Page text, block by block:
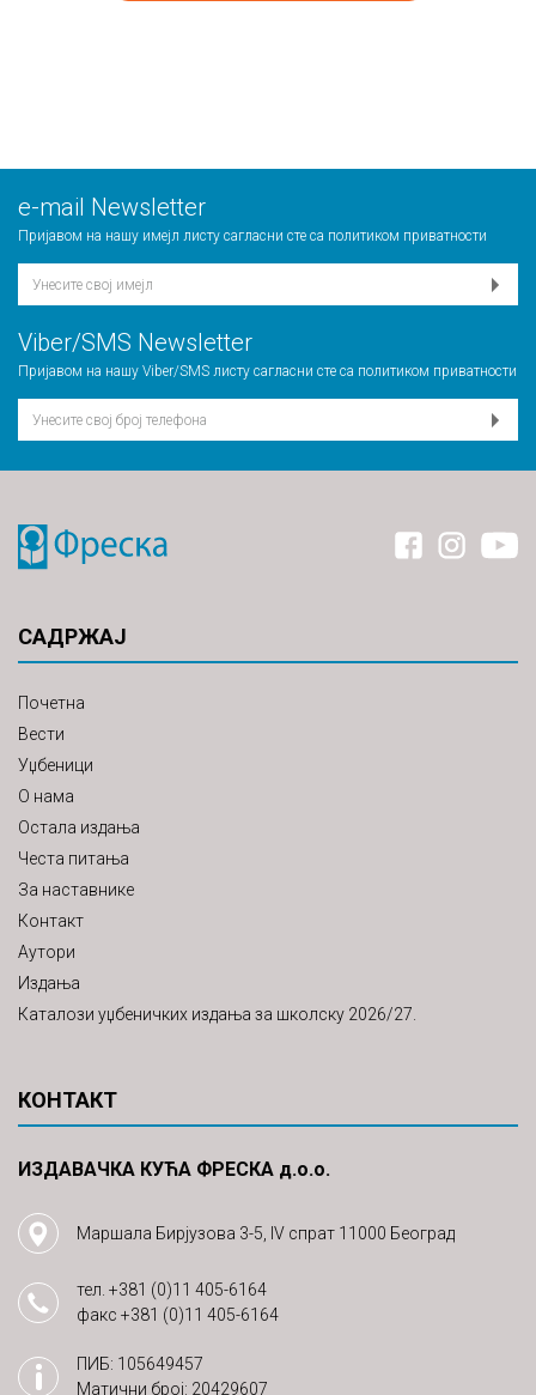
е-mail Newsletter
Пријавом на нашу имејл листу сагласни сте са политиком приватности
Viber/SMS Newsletter
Пријавом на нашу Viber/SMS листу сагласни сте са политиком приватности
САДРЖАЈ
Почетна
Вести
Уџбеници
О нама
Остала издања
Честа питања
За наставнике
Контакт
Аутори
Издања
Каталози уџбеничких издања за школску 2026/27.
КОНТАКТ
ИЗДАВАЧКА КУЋА ФРЕСКА д.о.о.
Маршала Бирјузова 3-5, IV спрат 11000 Београд
тел. +381 (0)11 405-6164
факс +381 (0)11 405-6164
ПИБ: 105649457
Матични број: 20429607